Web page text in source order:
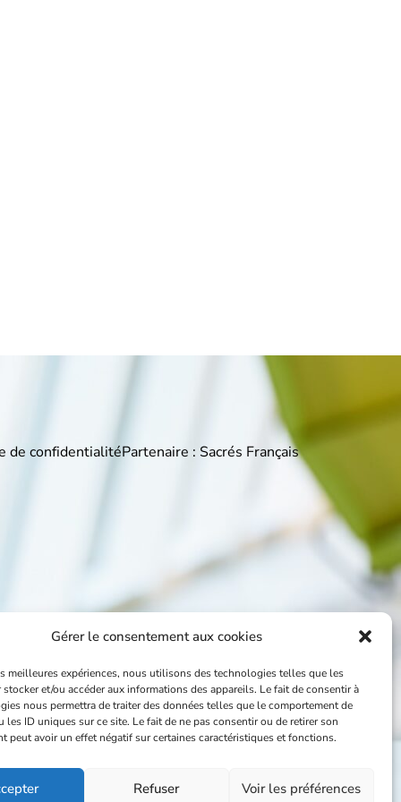
Gérer le consentement aux cookies
meilleures expériences, nous utilisons des technologies telles que les
et/ou accéder aux informations des appareils. Le fait de consentir à
nous permettra de traiter des données telles que le comportement de
les ID uniques sur ce site. Le fait de ne pas consentir ou de retirer son
peut avoir un effet négatif sur certaines caractéristiques et fonctions.
Refuser Voir les préférences
de confidentialitéPartenaire : Sacrés Français